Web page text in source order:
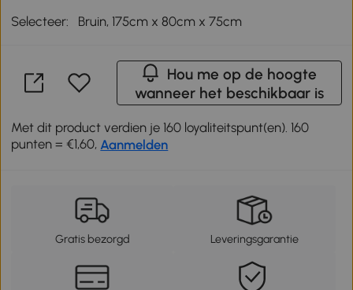
Selecteer: Bruin, 175cm x 80cm x 75cm
Hou me op de hoogte
wanneer het beschikbaar is
Met dit product verdien je 160 loyaliteitspunt(en). 160
punten = €1,60, Aanmelden
Gratis bezorgd Leveringsgarantie